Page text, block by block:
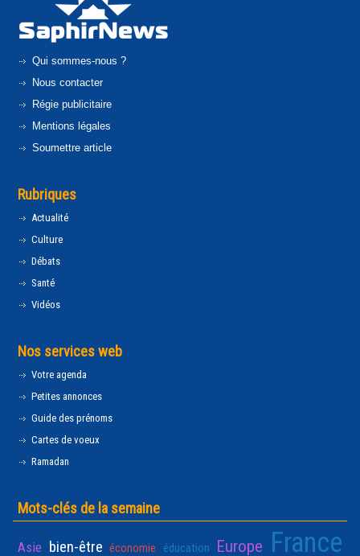
Qui sommes-nous ?
Nous contacter
Régie publicitaire
Mentions légales
Soumettre article
Rubriques
Actualité
Culture
Débats
Santé
Vidéos
Nos services web
Votre agenda
Petites annonces
Guide des prénoms
Cartes de voeux
Ramadan
Mots-clés de la semaine
Asie bien-être économie éducation Europe France